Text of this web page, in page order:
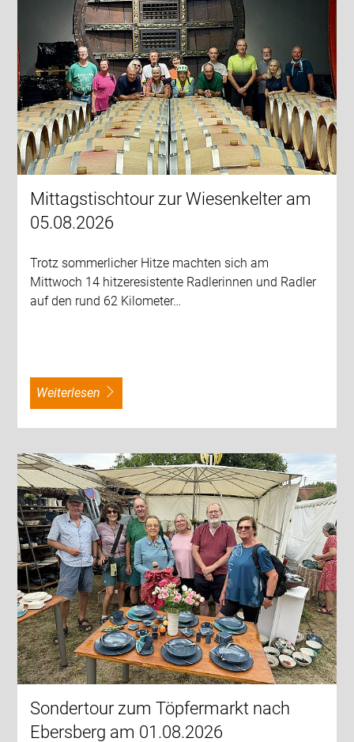
Mittagstischtour zur Wiesenkelter am
05.08.2026
Trotz sommerlicher Hitze machten sich am
Mittwoch 14 hitzeresistente Radlerinnen und Radler
auf den rund 62 Kilometer…
weiterlesen
Sondertour zum Töpfermarkt nach
Ebersberg am 01.08.2026